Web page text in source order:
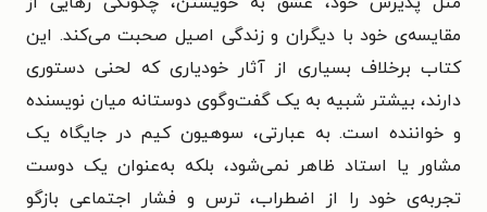
مقایسه‌ی خود با دیگران و زندگی اصیل صحبت می‌کند. این
کتاب برخلاف بسیاری از آثار خودیاری که لحنی دستوری
دارند، بیشتر شبیه به یک گفت‌وگوی دوستانه میان نویسنده
و خواننده است. به عبارتی، سوهیون کیم در جایگاه یک
مشاور یا استاد ظاهر نمی‌شود، بلکه به‌عنوان یک دوست
تجربه‌‌ی خود را از اضطراب، ترس و فشار اجتماعی بازگو